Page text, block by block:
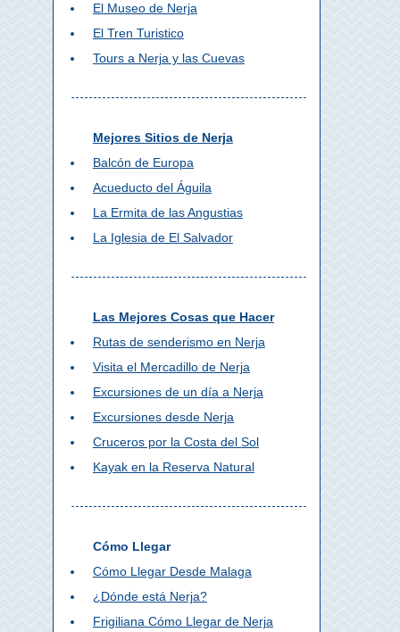
El Museo de Nerja
El Tren Turistico
Tours a Nerja y las Cuevas
Mejores Sitios de Nerja
Balcón de Europa
Acueducto del Águila
La Ermita de las Angustias
La Iglesia de El Salvador
Las Mejores Cosas que Hacer
Rutas de senderismo en Nerja
Visita el Mercadillo de Nerja
Excursiones de un día a Nerja
Excursiones desde Nerja
Cruceros por la Costa del Sol
Kayak en la Reserva Natural
Cómo Llegar
Cómo Llegar Desde Malaga
¿Dónde está Nerja?
Frigiliana Cómo Llegar de Nerja